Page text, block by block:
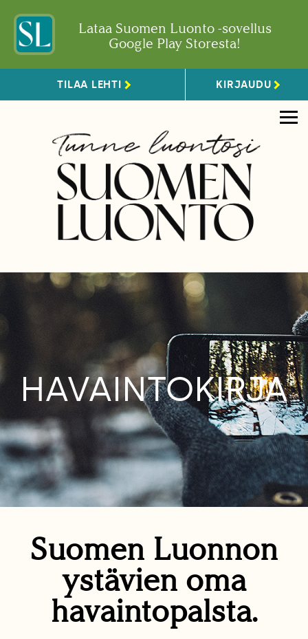
Lataa Suomen Luonto -sovellus
Google Play Storesta!
TILAA LEHTI KIRJAUDU
HAVAINTOKIRJA
Suomen Luonnon
ystävien oma
havaintopalsta.